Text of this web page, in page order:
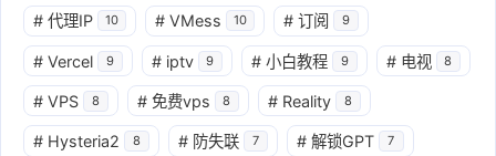
# 代理IP 10 # VMess 10 # 订阅 9
# Vercel 9 # iptv 9 # 小白教程 9 # 电视 8
# VPS 8 # 免费vps 8 # Reality 8
# Hysteria2 8 # 防失联 7 # 解锁GPT 7